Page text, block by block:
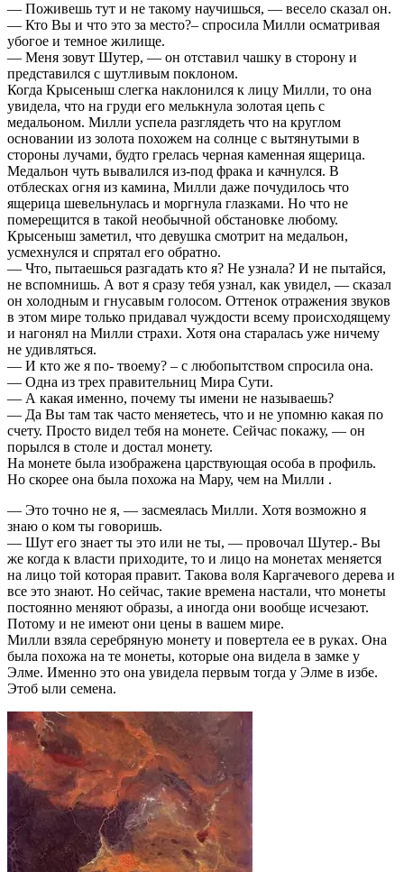
— Поживешь тут и не такому научишься, — весело сказал он.
— Кто Вы и что это за место?– спросила Милли осматривая
убогое и темное жилище.
— Меня зовут Шутер, — он отставил чашку в сторону и
представился с шутливым поклоном.
Когда Крысеныш слегка наклонился к лицу Милли, то она
увидела, что на груди его мелькнула золотая цепь с
медальоном. Милли успела разглядеть что на круглом
основании из золота похожем на солнце с вытянутыми в
стороны лучами, будто грелась черная каменная ящерица.
Медальон чуть вывалился из-под фрака и качнулся. В
отблесках огня из камина, Милли даже почудилось что
ящерица шевельнулась и моргнула глазками. Но что не
померещится в такой необычной обстановке любому.
Крысеныш заметил, что девушка смотрит на медальон,
усмехнулся и спрятал его обратно.
— Что, пытаешься разгадать кто я? Не узнала? И не пытайся,
не вспомнишь. А вот я сразу тебя узнал, как увидел, — сказал
он холодным и гнусавым голосом. Оттенок отражения звуков
в этом мире только придавал чуждости всему происходящему
и нагонял на Милли страхи. Хотя она старалась уже ничему
не удивляться.
— И кто же я по- твоему? – с любопытством спросила она.
— Одна из трех правительниц Мира Сути.
— А какая именно, почему ты имени не называешь?
— Да Вы там так часто меняетесь, что и не упомню какая по
счету. Просто видел тебя на монете. Сейчас покажу, — он
порылся в столе и достал монету.
На монете была изображена царствующая особа в профиль.
Но скорее она была похожа на Мару, чем на Милли .
— Это точно не я, — засмеялась Милли. Хотя возможно я
знаю о ком ты говоришь.
— Шут его знает ты это или не ты, — провочал Шутер.- Вы
же когда к власти приходите, то и лицо на монетах меняется
на лицо той которая правит. Такова воля Каргачевого дерева и
все это знают. Но сейчас, такие времена настали, что монеты
постоянно меняют образы, а иногда они вообще исчезают.
Потому и не имеют они цены в вашем мире.
Милли взяла серебряную монету и повертела ее в руках. Она
была похожа на те монеты, которые она видела в замке у
Элме. Именно это она увидела первым тогда у Элме в избе.
Этоб ыли семена.